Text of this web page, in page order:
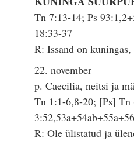
Tn 7:13-14; Ps
18:33-37
R: Issand on
22. november
p. Caecilia, neitsi ja
Tn 1:1-6,8-20; [Ps]
R: Ole ülistatud ja